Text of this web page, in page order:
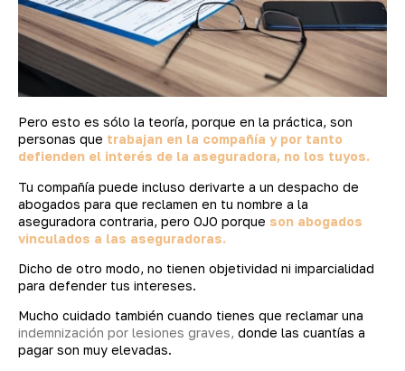
Pero esto es sólo la teoría, porque en la práctica, son
personas que trabajan en la compañía y por tanto
defienden el interés de la aseguradora, no los tuyos.
Tu compañía puede incluso derivarte a un despacho de
abogados para que reclamen en tu nombre a la
aseguradora contraria, pero OJO porque son abogados
vinculados a las aseguradoras.
Dicho de otro modo, no tienen objetividad ni imparcialidad
para defender tus intereses.
Mucho cuidado también cuando tienes que reclamar una
indemnización por lesiones graves, donde las cuantías a
pagar son muy elevadas.